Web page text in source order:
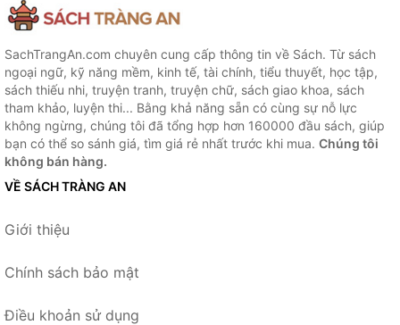
SachTrangAn.com chuyên cung cấp thông tin về Sách. Từ sách
ngoại ngữ, kỹ năng mềm, kinh tế, tài chính, tiểu thuyết, học tập,
sách thiếu nhi, truyện tranh, truyện chữ, sách giao khoa, sách
tham khảo, luyện thi... Bằng khả năng sẵn có cùng sự nỗ lực
không ngừng, chúng tôi đã tổng hợp hơn 160000 đầu sách, giúp
bạn có thể so sánh giá, tìm giá rẻ nhất trước khi mua. Chúng tôi
không bán hàng.
VỀ SÁCH TRÀNG AN
Giới thiệu
Chính sách bảo mật
Điều khoản sử dụng